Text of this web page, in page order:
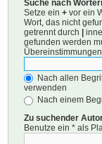
Suche nach
Setze ein + vor ein
Wort, das nicht
getrennt durch
gefunden werden
Nach allen
verwenden
Nach einem
Zu suchender
Benutze ein * als